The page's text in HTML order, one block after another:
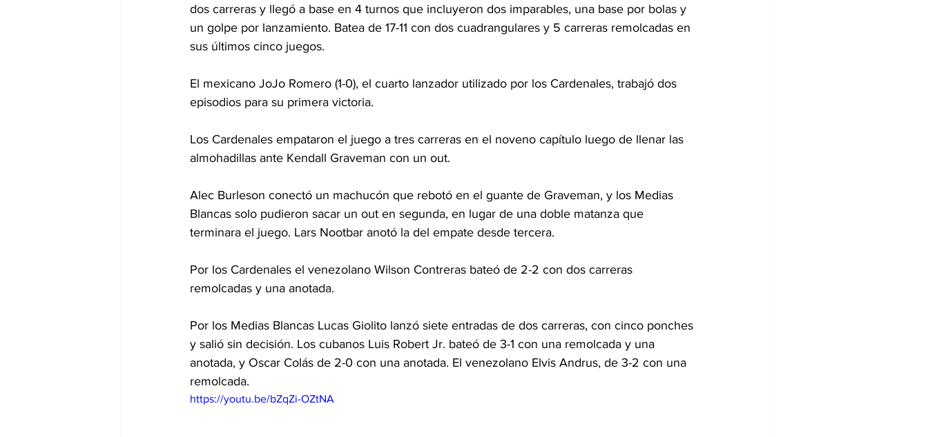
dos carreras y llegó a base en 4 turnos que incluyeron dos imparables, una base por bolas y
un golpe por lanzamiento. Batea de 17-11 con dos cuadrangulares y 5 carreras remolcadas en
sus últimos cinco juegos.
El mexicano JoJo Romero (1-0), el cuarto lanzador utilizado por los Cardenales, trabajó dos
episodios para su primera victoria.
Los Cardenales empataron el juego a tres carreras en el noveno capítulo luego de llenar las
almohadillas ante Kendall Graveman con un out.
Alec Burleson conectó un machucón que rebotó en el guante de Graveman, y los Medias
Blancas solo pudieron sacar un out en segunda, en lugar de una doble matanza que
terminara el juego. Lars Nootbar anotó la del empate desde tercera.
Por los Cardenales el venezolano Wilson Contreras bateó de 2-2 con dos carreras
remolcadas y una anotada.
Por los Medias Blancas Lucas Giolito lanzó siete entradas de dos carreras, con cinco ponches
y salió sin decisión. Los cubanos Luis Robert Jr. bateó de 3-1 con una remolcada y una
anotada, y Oscar Colás de 2-0 con una anotada. El venezolano Elvis Andrus, de 3-2 con una
remolcada.
https://youtu.be/bZqZi-OZtNA